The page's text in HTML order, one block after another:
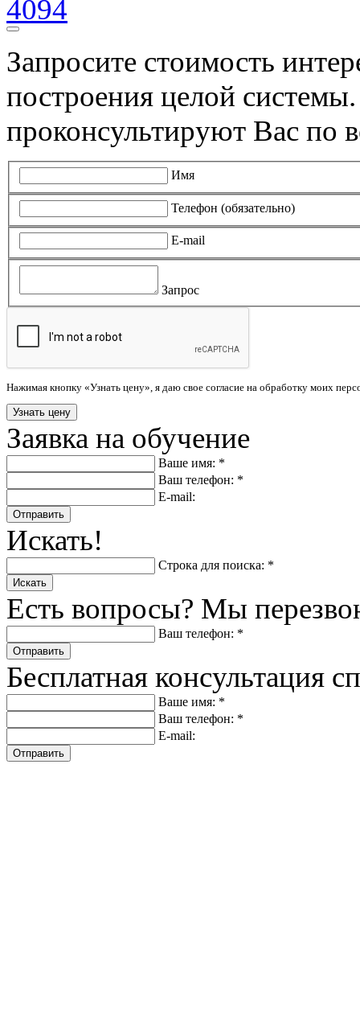
4094
Запросите стоимость
построения целой
проконсультируют Вас по
Имя
Телефон (обязательно)
E-mail
Запрос
Нажимая кнопку «Узнать цену», я даю свое согласие на обработку моих
Заявка на обучение
Ваше имя: *
Ваш телефон: *
E-mail:
Отправить
Искать!
Строка для поиска: *
Искать
Есть вопросы? Мы
Ваш телефон: *
Отправить
Бесплатная консультация
Ваше имя: *
Ваш телефон: *
E-mail:
Отправить